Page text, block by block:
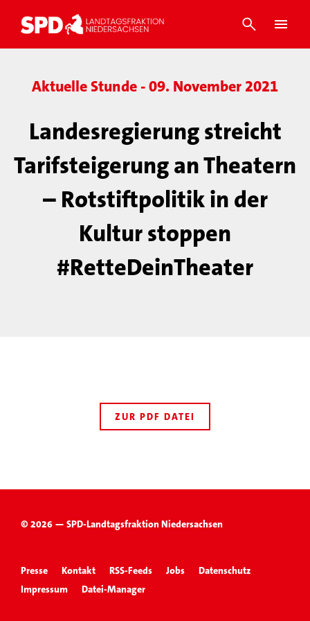
Aktuelle Stunde - 09. November 2021
Landesregierung streicht
Tarifsteigerung an Theatern
– Rotstiftpolitik in der
Kultur stoppen
#RetteDeinTheater
ZUR PDF DATEI
© 2026 — SPD-Landtagsfraktion Niedersachsen
Presse Kontakt RSS-Feeds Jobs
Datenschutz
Impressum
Datei-Manager